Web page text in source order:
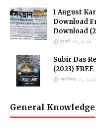
1 August
Download
Download
আগস্ট ০৪, ২০২৬
Subir Das
(2023) FREE
সেপ্টেম্বর ১২, ২০২৩
General Knowledge